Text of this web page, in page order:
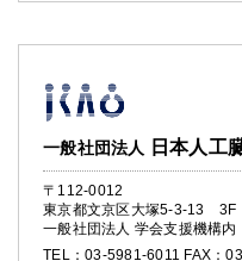
一般社団法人 日本人工
〒112-0012
東京都文京区大塚5-3-13 3F
一般社団法人 学会支援機構内
TEL：03-5981-6011
FAX：